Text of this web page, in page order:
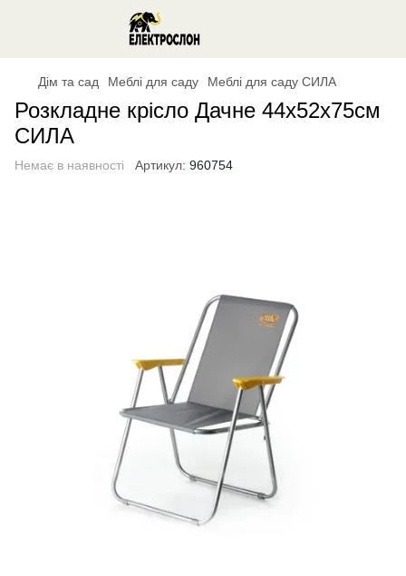
Дім та сад Меблі для саду Меблі для саду СИЛА
Розкладне крісло Дачне 44х52х75см
СИЛА
Немає в наявності Артикул: 960754